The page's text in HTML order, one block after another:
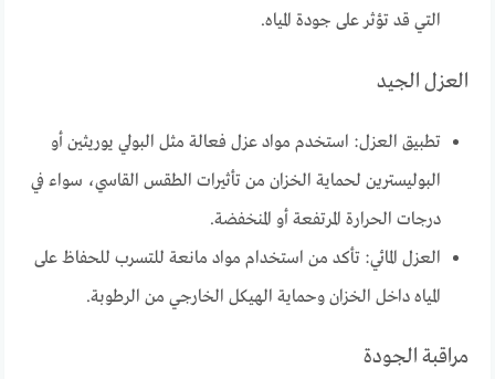
التي قد تؤثر على جودة المياه.
العزل الجيد
تطبيق العزل: استخدم مواد عزل فعالة مثل البولي يوريثين أو
البوليسترين لحماية الخزان من تأثيرات الطقس القاسي، سواء في
درجات الحرارة المرتفعة أو المنخفضة.
العزل المائي: تأكد من استخدام مواد مانعة للتسرب للحفاظ على
المياه داخل الخزان وحماية الهيكل الخارجي من الرطوبة.
مراقبة الجودة